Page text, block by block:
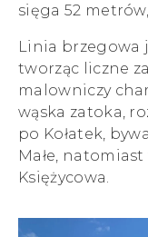
sięga 52
Linia brzegowa
tworząc liczne
malowniczy
wąska zatoka,
po Kołatek,
Małe,
Księżycowa.